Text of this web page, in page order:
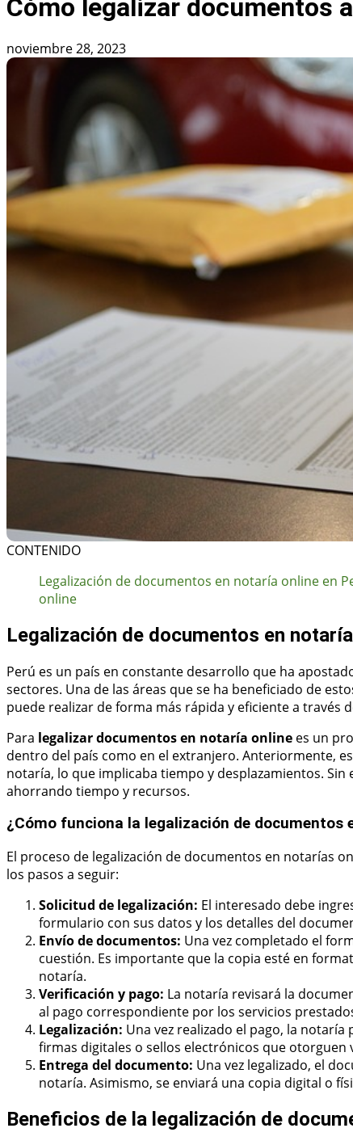
Cómo legalizar documentos
noviembre 28, 2023
CONTENIDO
Legalización de documentos en notaría online en
online
Legalización de documentos en
Perú es un país en constante desarrollo que ha
sectores. Una de las áreas que se ha beneficiado de
puede realizar de forma más rápida y eficiente a través
Para legalizar documentos en notaría online es un
dentro del país como en el extranjero. Anteriormente,
notaría, lo que implicaba tiempo y desplazamientos.
ahorrando tiempo y recursos.
¿Cómo funciona la legalización de documentos
El proceso de legalización de documentos en notarías
los pasos a seguir:
Solicitud de legalización: El interesado debe
formulario con sus datos y los detalles del
Envío de documentos: Una vez completado el
cuestión. Es importante que la copia esté en
notaría.
Verificación y pago: La notaría revisará la
al pago correspondiente por los servicios
Legalización: Una vez realizado el pago, la
firmas digitales o sellos electrónicos que otorguen
Entrega del documento: Una vez legalizado, el
notaría. Asimismo, se enviará una copia digital o
Beneficios de la legalización de